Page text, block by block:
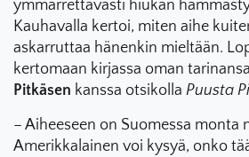
ymmärrettävästi hiukan
Kauhavalla kertoi, miten aihe
askarruttaa hänenkin mieltään.
kertomaan kirjassa oman
Pitkäsen kanssa otsikolla Puusta
– Aiheeseen on Suomessa monta
Amerikkalainen voi kysyä, onko